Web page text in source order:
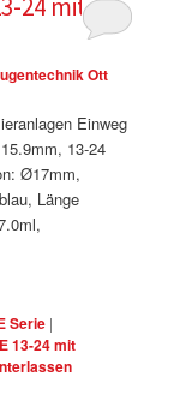
24 mit
Ott
Einweg
13-24
Ø17mm,
Länge
Serie |
13-24 mit